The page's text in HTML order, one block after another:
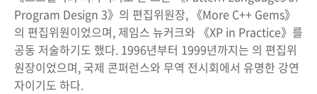
Program Design 3》의 편집위원장, 《More C++ Gems》
의 편집위원이었으며, 제임스 뉴커크와 《XP in Practice》를
공동 저술하기도 했다. 1996년부터 1999년까지는 의 편집위
원장이었으며, 국제 콘퍼런스와 무역 전시회에서 유명한 강연
자이기도 하다.